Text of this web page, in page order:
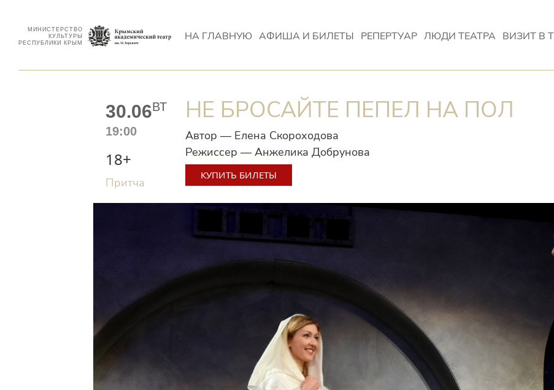
МИНИСТЕРСТВО
КУЛЬТУРЫ
РЕСПУБЛИКИ КРЫМ
НА ГЛАВНУЮ АФИША И БИЛЕТЫ РЕПЕРТУАР ЛЮДИ ТЕАТРА ВИЗИТ В
30.06ВТ
19:00
18+
КУПИТЬ БИЛЕТЫ
Автор — Елена Скороходова
Режиссер — Анжелика Добрунова
НЕ БРОСАЙТЕ ПЕПЕЛ НА ПОЛ
Притча